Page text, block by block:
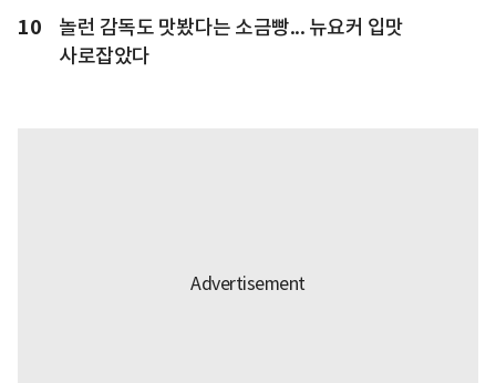
10
놀런 감독도 맛봤다는 소금빵... 뉴요커 입맛
사로잡았다